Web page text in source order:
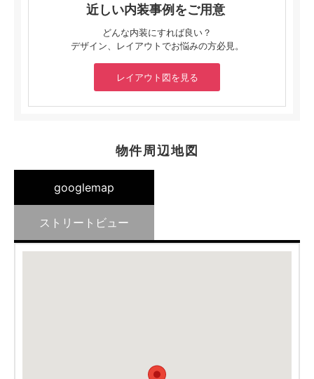
近しい内装事例をご用意
どんな内装にすれば良い？
デザイン、レイアウトでお悩みの方必見。
レイアウト図を見る
物件周辺地図
googlemap
ストリートビュー